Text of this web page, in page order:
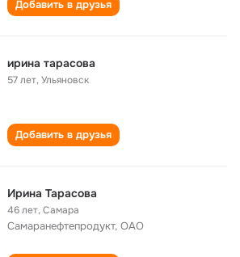
Добавить в друзья
ирина тарасова
57 лет,Ульяновск
Добавить в друзья
Ирина Тарасова
46 лет,Самара
Самаранефтепродукт, ОАО